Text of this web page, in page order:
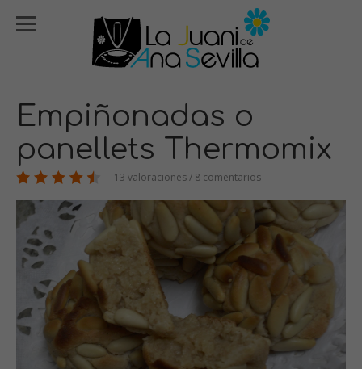
Empiñonadas o
panellets Thermomix
13 valoraciones / 8 comentarios